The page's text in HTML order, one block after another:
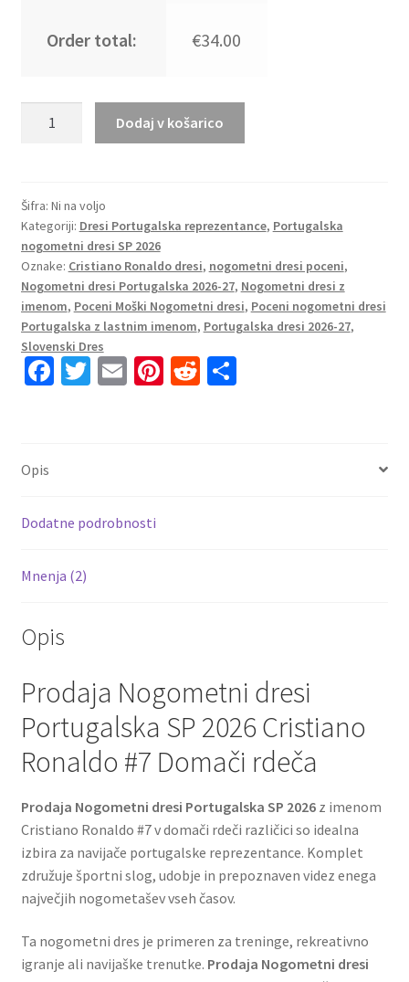
Order total: €34.00
SP
2026
Cristiano
Ronaldo
#7
Domači
rdeča
količina
Dodaj v košarico
Šifra: Ni na voljo
Kategoriji: Dresi Portugalska reprezentance, Portugalska
nogometni dresi SP 2026
Oznake: Cristiano Ronaldo dresi, nogometni dresi poceni,
Nogometni dresi Portugalska 2026-27, Nogometni dresi z
imenom, Poceni Moški Nogometni dresi, Poceni nogometni dresi
Portugalska z lastnim imenom, Portugalska dresi 2026-27,
Slovenski Dres
Fa
k
T E Pi R S
Opis
Dodatne podrobnosti
Mnenja (2)
Opis
Prodaja Nogometni dresi
Portugalska SP 2026 Cristiano
Ronaldo #7 Domači rdeča
Prodaja Nogometni dresi Portugalska SP 2026z imenom
Cristiano Ronaldo #7 v domači rdeči različici so idealna
izbira za navijače portugalske reprezentance. Komplet
združuje športni slog, udobje in prepoznaven videz enega
največjih nogometašev vseh časov.
Ta nogometni dres je primeren za treninge, rekreativno
igranje ali navijaške trenutke. Prodaja Nogometni dresi